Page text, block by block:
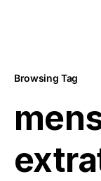
Browsing Tag